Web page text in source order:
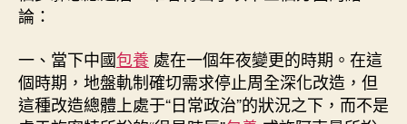
論：
一、當下中國包養 處在一個年夜變更的時期。在這
個時期，地盤軌制確切需求停止周全深化改造，但
這種改造總體上處于“日常政治”的狀況之下，而不是